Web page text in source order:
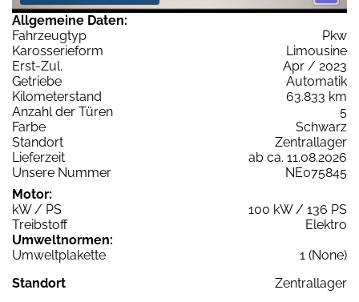
Allgemeine Daten:
Fahrzeugtyp
Pkw
Karosserieform
Limousine
Erst-Zul.
Apr / 2023
Getriebe
Automatik
Kilometerstand
63.833 km
Anzahl der Türen
5
Farbe
Schwarz
Standort
Zentrallager
Lieferzeit
ab ca. 11.08.2026
Unsere Nummer
NE075845
Motor:
kW / PS
100 kW / 136 PS
Treibstoff
Elektro
Umweltnormen:
Umweltplakette
1 (None)
Standort
Zentrallager